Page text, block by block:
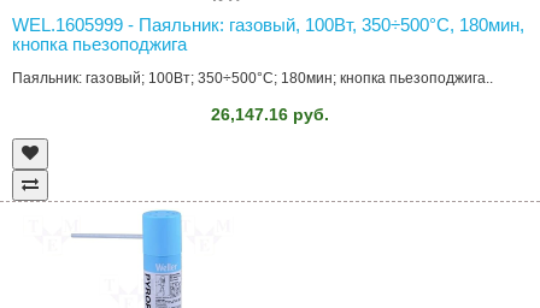
WEL.1605999 - Паяльник: газовый, 100Вт, 350÷500°C, 180мин,
кнопка пьезоподжига
Паяльник: газовый; 100Вт; 350÷500°C; 180мин; кнопка пьезоподжига..
26,147.16 руб.